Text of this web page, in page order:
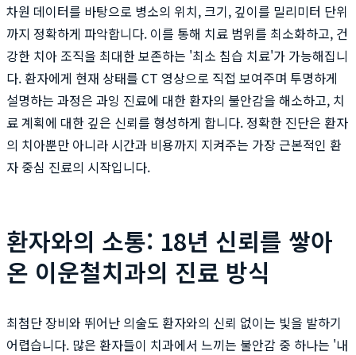
차원 데이터를 바탕으로 병소의 위치, 크기, 깊이를 밀리미터 단위
까지 정확하게 파악합니다. 이를 통해 치료 범위를 최소화하고, 건
강한 치아 조직을 최대한 보존하는 '최소 침습 치료'가 가능해집니
다. 환자에게 현재 상태를 CT 영상으로 직접 보여주며 투명하게
설명하는 과정은 과잉 진료에 대한 환자의 불안감을 해소하고, 치
료 계획에 대한 깊은 신뢰를 형성하게 합니다. 정확한 진단은 환자
의 치아뿐만 아니라 시간과 비용까지 지켜주는 가장 근본적인 환
자 중심 진료의 시작입니다.
환자와의 소통: 18년 신뢰를 쌓아
온 이운철치과의 진료 방식
최첨단 장비와 뛰어난 의술도 환자와의 신뢰 없이는 빛을 발하기
어렵습니다. 많은 환자들이 치과에서 느끼는 불안감 중 하나는 '내